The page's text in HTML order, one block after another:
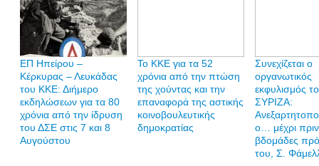
ΕΠ Ηπείρου –
Κέρκυρας – Λευκάδας
του ΚΚΕ: Διήμερο
εκδηλώσεων για τα 80
χρόνια από την ίδρυση
του ΔΣΕ στις 7 και 8
Αυγούστου
Το ΚΚΕ για τα 52
χρόνια από την πτώση
της χούντας και την
επαναφορά της αστικής
κοινοβουλευτικής
δημοκρατίας
Συνεχίζεται ο
οργανωτικός
εκφυλισμός
ΣΥΡΙΖΑ:
ο… μέχρι
βδομάδες
του, Σ.